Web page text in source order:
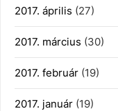
2017. április (27)
2017. március (30)
2017. február (19)
2017. január (19)